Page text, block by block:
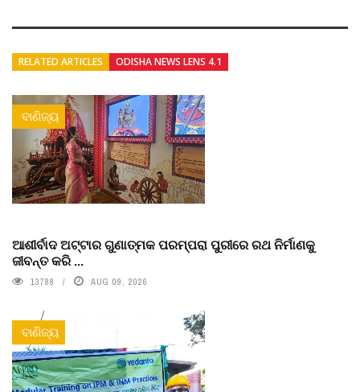
RELATED ARTICLES ODISHA NEWS LENS 4.1
ବାଣିଜ୍ୟ
ଆଶୀର୍ବାଦ ଅଟ୍ଟାର ଗୁଣାତ୍ମକ ପରମ୍ପରା ପୁରୀରେ ରଥ ନିର୍ମାଣକୁ
ଜୀବନ୍ତ କରି ...
13788 AUG 09, 2026
ବାଣିଜ୍ୟ